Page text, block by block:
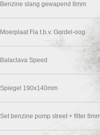
Benzine slang gewapend 8mm
Moerplaat Fia t.b.v. Gordel-oog
Balaclava Speed
Spiegel 190x140mm
Set benzine pomp street + filter